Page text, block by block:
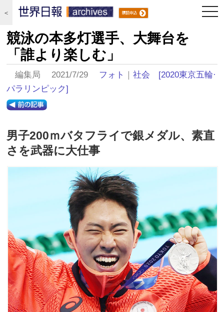
＜
競泳の本多灯選手、大舞台を
「誰より楽しむ」
編集局 2021/7/29 フォト ｜社会
[2020東京五輪·
パラリンピック]
男子200ｍバタフライで銀メダル、素直
さを武器に大仕事